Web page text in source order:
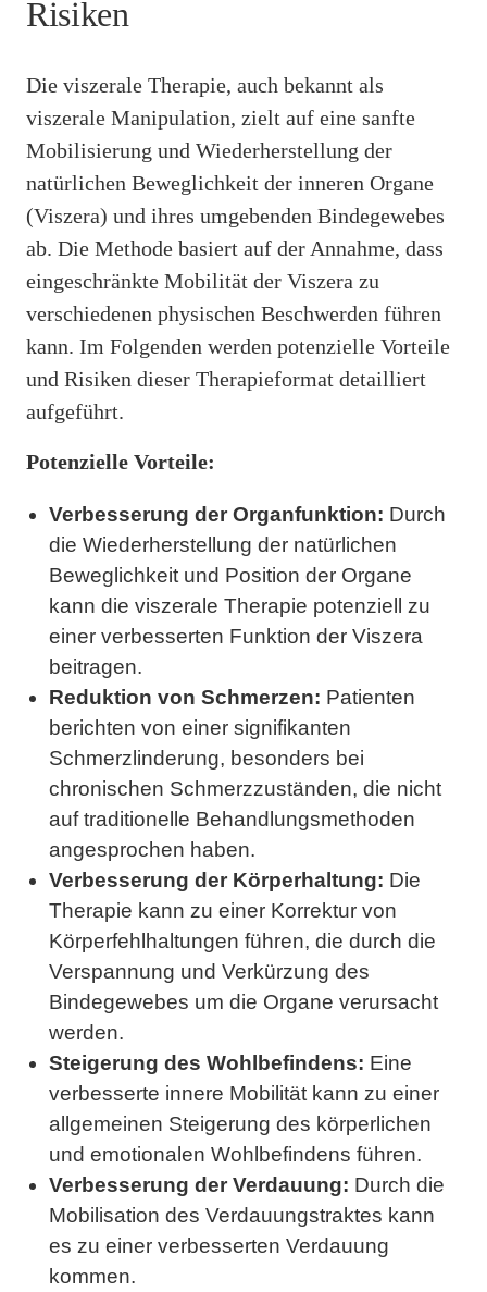
Risiken
Die viszerale Therapie, auch bekannt als
viszerale Manipulation, zielt auf eine sanfte
Mobilisierung und Wiederherstellung der
natürlichen Beweglichkeit der inneren Organe
(Viszera) und ihres umgebenden Bindegewebes
ab. Die Methode basiert auf der Annahme, dass
eingeschränkte Mobilität der Viszera zu
verschiedenen physischen Beschwerden führen
kann. Im Folgenden werden potenzielle Vorteile
und Risiken dieser Therapieformat detailliert
aufgeführt.
Potenzielle Vorteile:
Verbesserung der Organfunktion: Durch
die Wiederherstellung der natürlichen
Beweglichkeit und Position der Organe
kann die viszerale Therapie potenziell zu
einer verbesserten Funktion der Viszera
beitragen.
Reduktion von Schmerzen: Patienten
berichten von einer signifikanten
Schmerzlinderung, besonders bei
chronischen Schmerzzuständen, die nicht
auf traditionelle Behandlungsmethoden
angesprochen haben.
Verbesserung der Körperhaltung: Die
Therapie kann zu einer Korrektur von
Körperfehlhaltungen führen, die durch die
Verspannung und Verkürzung des
Bindegewebes um die Organe verursacht
werden.
Steigerung des Wohlbefindens: Eine
verbesserte innere Mobilität kann zu einer
allgemeinen Steigerung des körperlichen
und emotionalen Wohlbefindens führen.
Verbesserung der Verdauung: Durch die
Mobilisation des Verdauungstraktes kann
es zu einer verbesserten Verdauung
kommen.